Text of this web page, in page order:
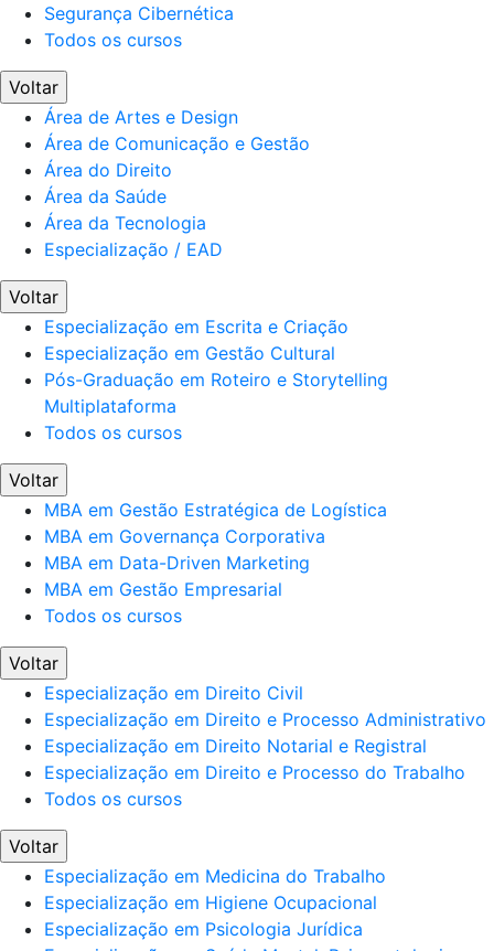
Segurança Cibernética
Todos os cursos
Voltar
Área de Artes e Design
Área de Comunicação e Gestão
Área do Direito
Área da Saúde
Área da Tecnologia
Especialização / EAD
Voltar
Especialização em Escrita e Criação
Especialização em Gestão Cultural
Pós-Graduação em Roteiro e Storytelling
Multiplataforma
Todos os cursos
Voltar
MBA em Gestão Estratégica de Logística
MBA em Governança Corporativa
MBA em Data-Driven Marketing
MBA em Gestão Empresarial
Todos os cursos
Voltar
Especialização em Direito Civil
Especialização em Direito e Processo Administrativo
Especialização em Direito Notarial e Registral
Especialização em Direito e Processo do Trabalho
Todos os cursos
Voltar
Especialização em Medicina do Trabalho
Especialização em Higiene Ocupacional
Especialização em Psicologia Jurídica